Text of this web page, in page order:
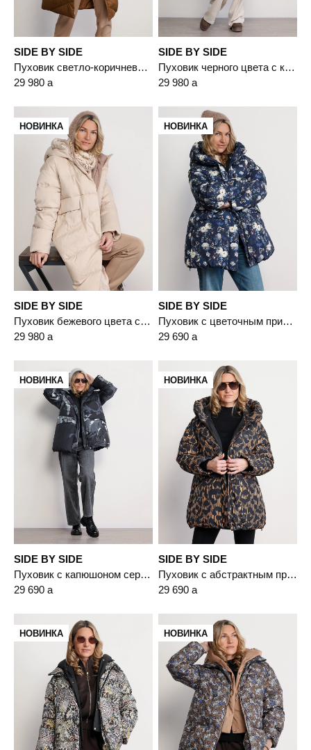
SIDE BY SIDE
Пуховик светло-коричневого цвета с капюшоном
29 980 a
SIDE BY SIDE
Пуховик черного цвета с капюшоном
29 980 a
НОВИНКА
SIDE BY SIDE
Пуховик бежевого цвета с капюшоном
29 980 a
НОВИНКА
SIDE BY SIDE
Пуховик с цветочным принтом синего цвета с капюшоном
29 690 a
НОВИНКА
SIDE BY SIDE
Пуховик с капюшоном серого цвета с пухом белой утки
29 690 a
НОВИНКА
SIDE BY SIDE
Пуховик с абстрактным принтом коричневого цвета с капюшоном
29 690 a
НОВИНКА НОВИНКА